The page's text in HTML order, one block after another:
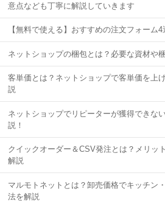
意点なども丁寧に解説していきます
【無料で使える】おすすめの注文フォーム4
ネットショップの梱包とは？必要な資材や
客単価とは？ネットショップで客単価を上
説
ネットショップでリピーターが獲得できな
説！
クイックオーダー＆CSV発注とは？メリッ
解説
マルモトネットとは？卸売価格でキッチン
法を解説